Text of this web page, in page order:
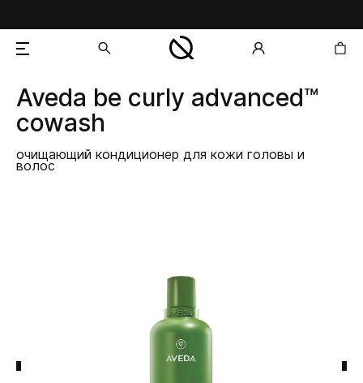
добавлен в корзину
Aveda be curly advanced™
cowash
очищающий кондиционер для кожи головы и
волос